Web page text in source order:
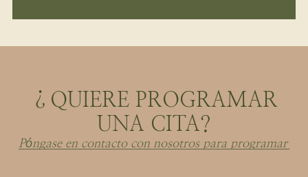
¿QUIERE PROGRAMAR
UNA CITA?
Póngase en contacto con nosotros para programar